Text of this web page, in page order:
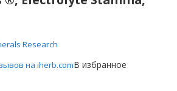
Research
на iherb.comВ избранное